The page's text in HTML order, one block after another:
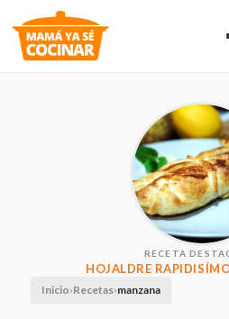
RECETA
HOJALDRE
Inicio›Recetas›manzana